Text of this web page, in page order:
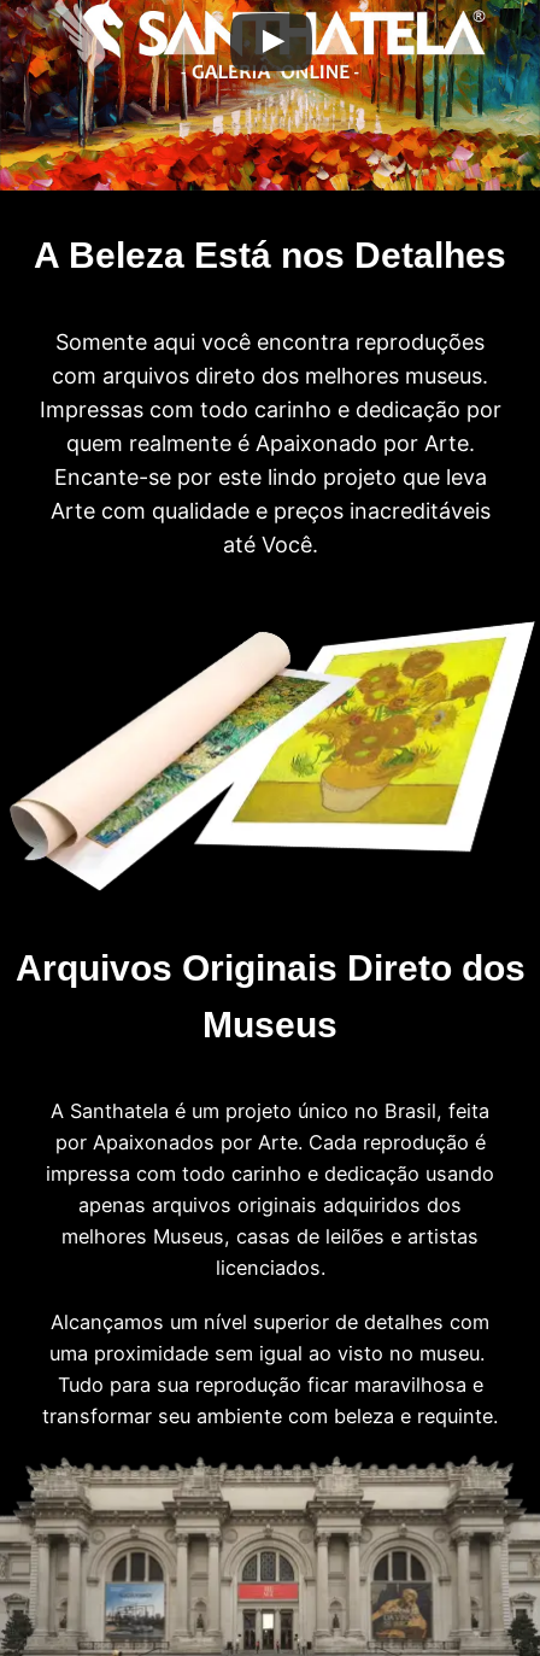
A Beleza Está nos Detalhes
Somente aqui você encontra reproduções
com arquivos direto dos melhores museus.
Impressas com todo carinho e dedicação por
quem realmente é Apaixonado por Arte.
Encante-se por este lindo projeto que leva
Arte com qualidade e preços inacreditáveis
até Você.
Arquivos Originais Direto dos
Museus
A Santhatela é um projeto único no Brasil, feita
por Apaixonados por Arte. Cada reprodução é
impressa com todo carinho e dedicação usando
apenas arquivos originais adquiridos dos
melhores Museus, casas de leilões e artistas
licenciados.
Alcançamos um nível superior de detalhes com
uma proximidade sem igual ao visto no museu.
Tudo para sua reprodução ficar maravilhosa e
transformar seu ambiente com beleza e requinte.